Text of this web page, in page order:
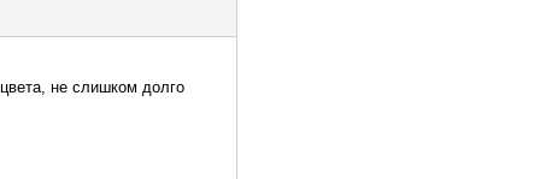
не слишком долго